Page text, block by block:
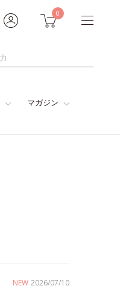
0
マガジン
NEW 2026/07/10